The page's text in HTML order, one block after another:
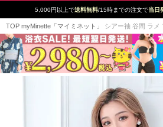
5,000円以上で送料無料/15時までの注文で当日
TOP myMinette「マイミネット」 シアー袖 谷間 ラメ